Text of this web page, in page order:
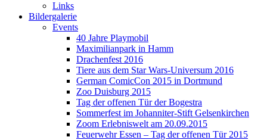
Links
Bildergalerie
Events
40 Jahre Playmobil
Maximilianpark in Hamm
Drachenfest 2016
Tiere aus dem Star Wars-Universum 2016
German ComicCon 2015 in Dortmund
Zoo Duisburg 2015
Tag der offenen Tür der Bogestra
Sommerfest im Johanniter-Stift Gelsenkirchen
Zoom Erlebniswelt am 20.09.2015
Feuerwehr Essen – Tag der offenen Tür 2015